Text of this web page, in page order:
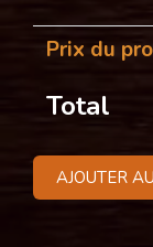
Prix du
Total
AJOUTER